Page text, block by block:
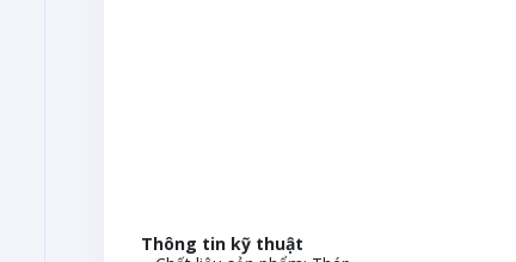
Thông tin kỹ thuật